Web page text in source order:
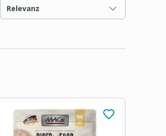
Relevanz